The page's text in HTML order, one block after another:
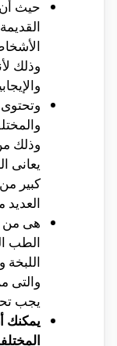
حيث
وذلك
وذلك
يعانى
كبير
العديد
هى من
الطب
اللبخة
والتى
يجب
يمكنك